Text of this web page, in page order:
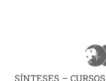
SÍNTESES –